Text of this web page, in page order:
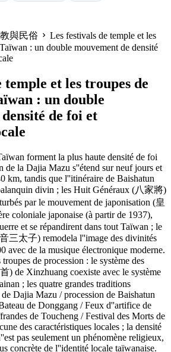
與民俗
Les festivals de temple et les
: un double mouvement de densité
temple et les troupes de
: un double
de foi et
forment la plus haute densité de foi
de la Dajia Mazu s''étend sur neuf jours et
km, tandis que l''itinéraire de Baishatun
divin ; les Huit Généraux (八家將)
par le mouvement de japonisation (皇
coloniale japonaise (à partir de 1937),
et se répandirent dans tout Taïwan ; le
三太子) remodela l''image des divinités
avec de la musique électronique moderne.
de procession : le système des
) de Xinzhuang coexiste avec le système
; les quatre grandes traditions
Dajia Mazu / procession de Baishatun
de Donggang / Feux d''artifice de
de Toucheng / Festival des Morts de
des caractéristiques locales ; la densité
pas seulement un phénomène religieux,
concrète de l''identité locale taïwanaise.